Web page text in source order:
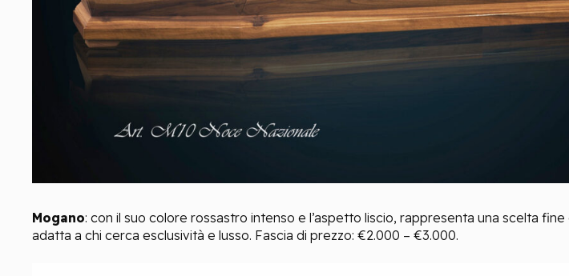
Mogano: con il suo colore rossastro intenso e l’aspetto liscio, rappresenta una scelta fine
adatta a chi cerca esclusività e lusso. Fascia di prezzo: €2.000 – €3.000.